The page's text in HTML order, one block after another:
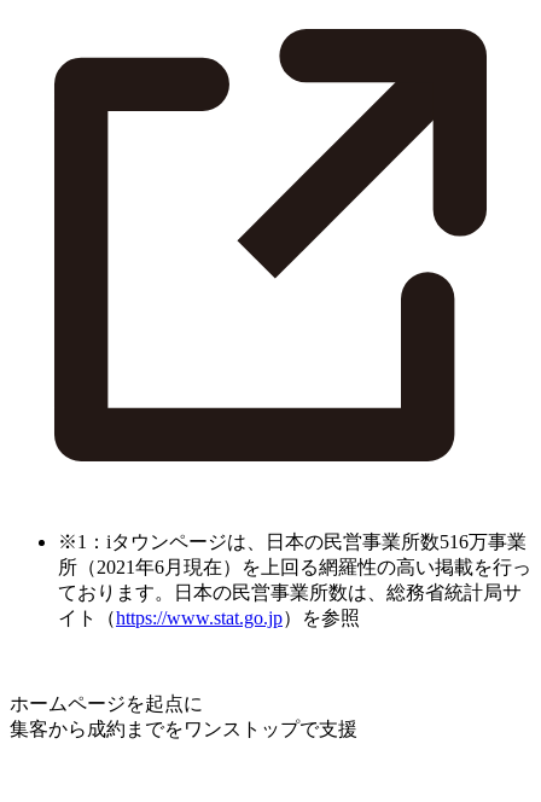
※1：iタウンページは、日本の民営事業所数516万事業
所（2021年6月現在）を上回る網羅性の高い掲載を行っ
ております。日本の民営事業所数は、総務省統計局サ
イト（https://www.stat.go.jp）を参照
ホームページを起点に
集客から成約までをワンストップで支援